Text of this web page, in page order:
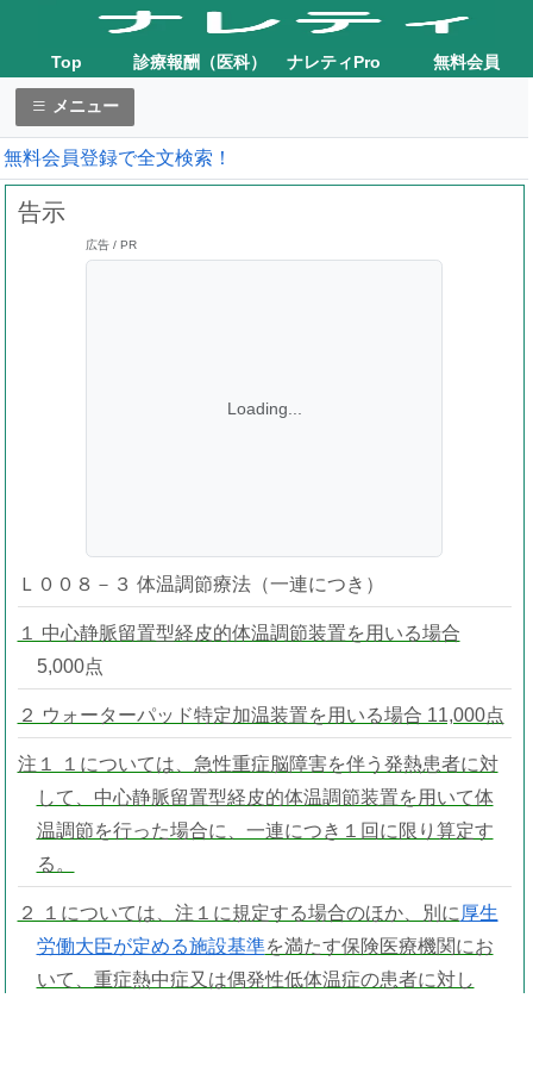
Top 診療報酬（医科） ナレティPro 無料会員
メニュー
無料会員登録で全文検索！
告示
広告 / PR
Loading...
Ｌ００８－３ 体温調節療法（一連につき）
１ 中心静脈留置型経皮的体温調節装置を用いる場合
5,000点
２ ウォーターパッド特定加温装置を用いる場合 11,000点
注１ １については、急性重症脳障害を伴う発熱患者に対
して、中心静脈留置型経皮的体温調節装置を用いて体
温調節を行った場合に、一連につき１回に限り算定す
る。
２ １については、注１に規定する場合のほか、別に 厚生
労働大臣が定める施設基準を満たす保険医療機関にお
いて、重症熱中症又は偶発性低体温症の患者に対し